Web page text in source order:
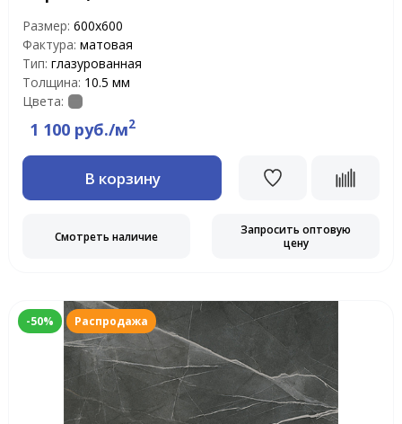
Размер: 600х600
Фактура: матовая
Тип: глазурованная
Толщина: 10.5 мм
Цвета:
1 100 руб./м2
В корзину
Смотреть наличие
Запросить оптовую
цену
-50% Распродажа